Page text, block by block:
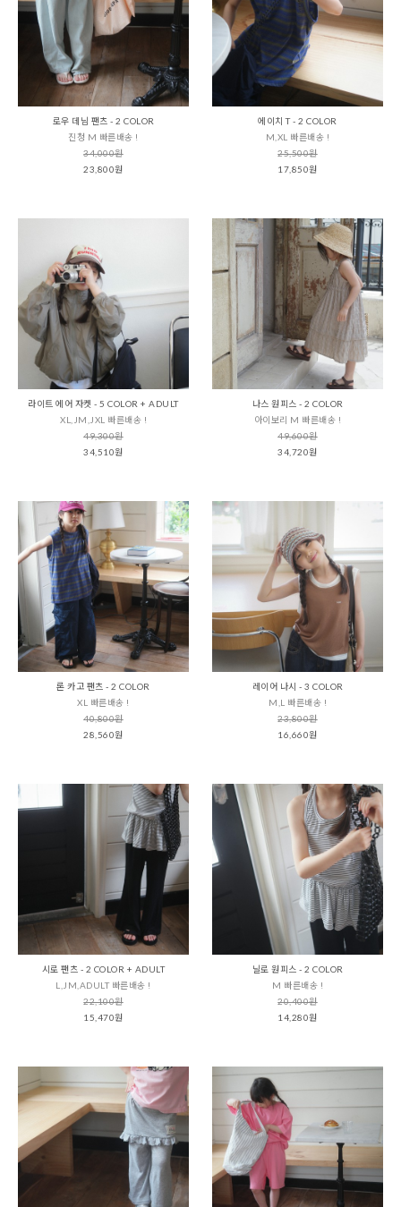
로우 데님 팬츠 - 2 COLOR
진청 M 빠른배송 !
34,000원
23,800원
에이치 T - 2 COLOR
M,XL 빠른배송 !
25,500원
17,850원
라이트 에어 자켓 - 5 COLOR + ADULT
XL,JM,JXL 빠른배송 !
49,300원
34,510원
나스 원피스 - 2 COLOR
아이보리 M 빠른배송 !
49,600원
34,720원
론 카고 팬츠 - 2 COLOR
XL 빠른배송 !
40,800원
28,560원
레이어 나시 - 3 COLOR
M,L 빠른배송 !
23,800원
16,660원
시로 팬츠 - 2 COLOR + ADULT
L,JM,ADULT 빠른배송 !
22,100원
15,470원
닐로 원피스 - 2 COLOR
M 빠른배송 !
20,400원
14,280원